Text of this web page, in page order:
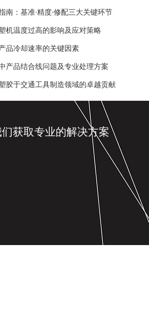
南：基准·精度·修配三大关键环节
机温度过高的影响及应对策略
品冷却速率的关键因素
产品结合线问题及专业处理方案
胶于交通工具制造领域的卓越贡献
获取专业的解决方案